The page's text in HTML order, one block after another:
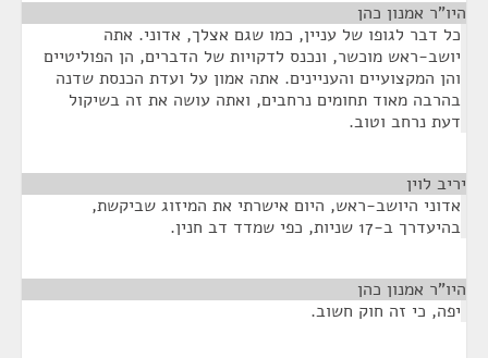
היו"ר אמנון כהן
כל דבר לגופו של עניין, כמו שגם אצלך, אדוני. אתה
יושב-ראש מוכשר, ונכנס לדקויות של הדברים, הן הפוליטיים
והן המקצועיים והעניינים. אתה אמון על ועדת הכנסת שדנה
בהרבה מאוד תחומים נרחבים, ואתה עושה את זה בשיקול
דעת נרחב וטוב.
יריב לוין
אדוני היושב-ראש, היום אישרתי את המיזוג שביקשת,
בהיעדרך ב-17 שניות, כפי שמדד דב חנין.
היו"ר אמנון כהן
יפה, כי זה חוק חשוב.